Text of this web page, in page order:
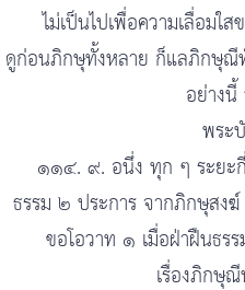
ไม่เป็นไปเพื่อความเลื่อมใ
ดูก่อนภิกษุทั้งหลาย ก็แลภิกษุณี
อย่างนี้
พร
๑๑๔. ๙. อนึ่ง ทุก ๆ ระยะ
ธรรม ๒ ประการ จากภิกษุสง
ขอโอวาท ๑ เมื่อฝ่าฝืนธ
เรื่องภิกษุ